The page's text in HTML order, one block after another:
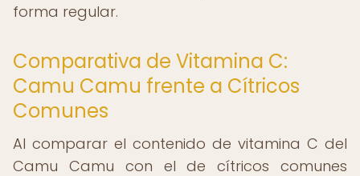
forma regular.
Comparativa de Vitamina C:
Camu Camu frente a Cítricos
Comunes
Al comparar el contenido de vitamina C del
Camu Camu con el de cítricos comunes